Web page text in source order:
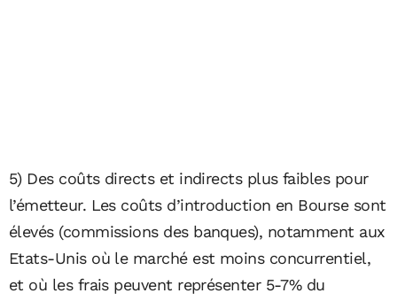
5) Des coûts directs et indirects plus faibles pour
l’émetteur. Les coûts d’introduction en Bourse sont
élevés (commissions des banques), notamment aux
Etats-Unis où le marché est moins concurrentiel,
et où les frais peuvent représenter 5-7% du